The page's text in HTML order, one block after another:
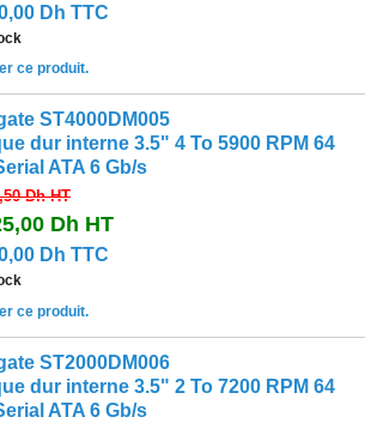
Dh TTC
ce produit.
ST4000DM005
dur interne 3.5" 4 To 5900 RPM 64
ATA 6 Gb/s
DhHT
Dh HT
Dh TTC
ce produit.
ST2000DM006
dur interne 3.5" 2 To 7200 RPM 64
ATA 6 Gb/s